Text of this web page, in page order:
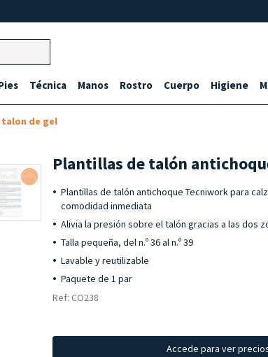
Técnica Manos Rostro Cuerpo Higiene
de gel
Plantillas de talón
Plantillas de talón antichoque Tecniwork para
comodidad inmediata
Alivia la presión sobre el talón gracias a las dos
Talla pequeña, del n.º 36 al n.º 39
Lavable y reutilizable
Paquete de 1 par
Ref: CO238
Accede para ver